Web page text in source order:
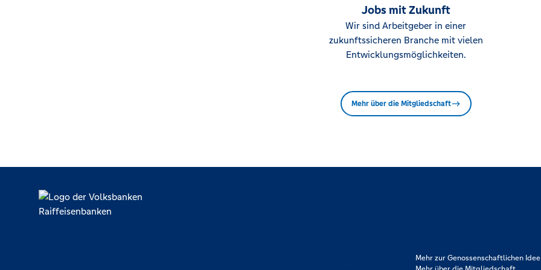
Jobs mit Zukunft
Wir sind Arbeitgeber in einer
zukunftssicheren Branche mit vielen
Entwicklungsmöglichkeiten.
Mehr über die Mitgliedschaft
Mehr zur Genossenschaftlichen Idee